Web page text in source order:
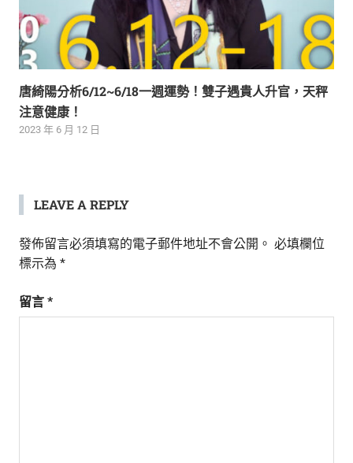
唐綺陽分析6/12~6/18一週運勢！雙子遇貴人升官，天秤
注意健康！
2023 年 6 月 12 日
LEAVE A REPLY
發佈留言必須填寫的電子郵件地址不會公開。 必填欄位
標示為 *
留言 *